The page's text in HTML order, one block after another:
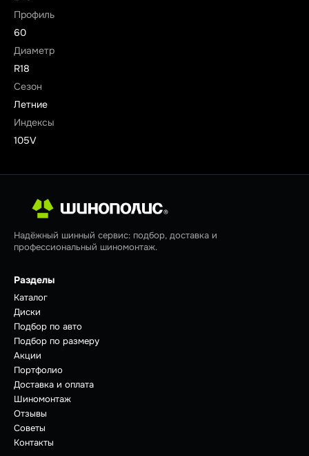
Профиль
60
Диаметр
R18
Сезон
Летние
Индексы
105V
Надёжный шинный сервис: подбор, доставка и
профессиональный шиномонтаж.
Разделы
Каталог
Диски
Подбор по авто
Подбор по размеру
Акции
Портфолио
Доставка и оплата
Шиномонтаж
Отзывы
Советы
Контакты